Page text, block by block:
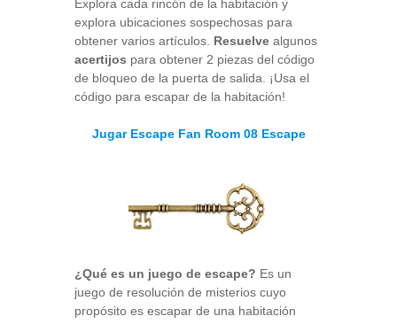
Explora cada rincón de la habitación y
explora ubicaciones sospechosas para
obtener varios artículos. Resuelve algunos
acertijos para obtener 2 piezas del código
de bloqueo de la puerta de salida. ¡Usa el
código para escapar de la habitación!
Jugar Escape Fan Room 08 Escape
¿Qué es un juego de escape? Es un
juego de resolución de misterios cuyo
propósito es escapar de una habitación